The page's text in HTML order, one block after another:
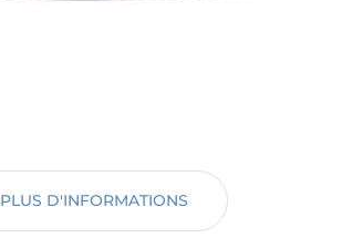
PLUS D'INFORMATIONS